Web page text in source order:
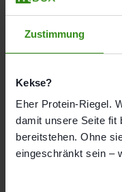
Zustimmung
Kekse?
Eher Protein-Riegel.
damit unsere Seite fit
bereitstehen. Ohne
eingeschränkt sein –
Terminorganisation
Unterstützung im
Vollständige
Kurzes Anschreiben
Lebenslauf